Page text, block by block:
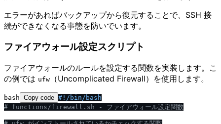
エラーがあればバックアップから復元することで、SSH 接
続ができなくなる事態を防いでいます。
ファイアウォール設定スクリプト
ファイアウォールのルールを設定する関数を実装します。こ
の例では ufw （Uncomplicated Firewall）を使用します。
bash Copy code #! / bin/ bash
# functions/firewall.sh - ファイアウォール設定関数